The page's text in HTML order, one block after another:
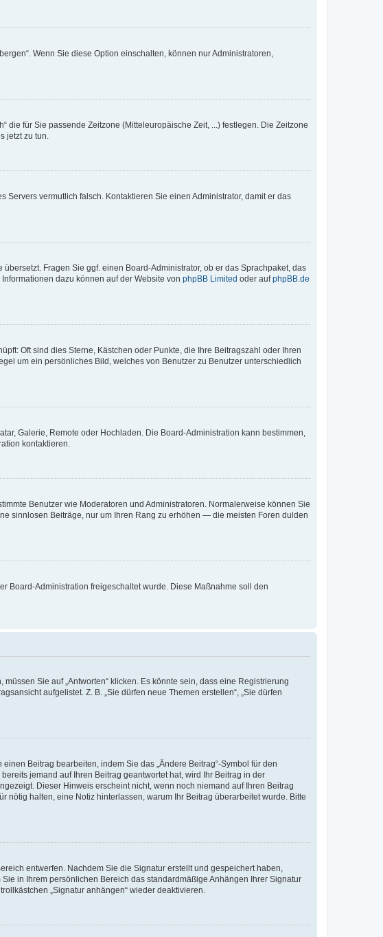
Wenn Sie diese Option einschalten, können nur Administratoren,
die für Sie passende Zeitzone (Mitteleuropäische Zeit, ...) festlegen. Die Zeitzone
jetzt zu tun.
vermutlich falsch. Kontaktieren Sie einen Administrator, damit er das
Fragen Sie ggf. einen Board-Administrator, ob er das Sprachpaket, das
dazu können auf der Website von phpBB Limited oder aufphpBB.de
Oft sind dies Sterne, Kästchen oder Punkte, die Ihre Beitragszahl oder Ihren
um ein persönliches Bild, welches von Benutzer zu Benutzer unterschiedlich
Galerie, Remote oder Hochladen. Die Board-Administration kann bestimmen,
kontaktieren.
Benutzer wie Moderatoren und Administratoren. Normalerweise können Sie
sinnlosen Beiträge, nur um Ihren Rang zu erhöhen — die meisten Foren dulden
Board-Administration freigeschaltet wurde. Diese Maßnahme soll den
Sie auf „Antworten“ klicken. Es könnte sein, dass eine Registrierung
aufgelistet. Z. B. „Sie dürfen neue Themen erstellen“, „Sie dürfen
Beitrag bearbeiten, indem Sie das „Ändere Beitrag“-Symbol für den
jemand auf Ihren Beitrag geantwortet hat, wird Ihr Beitrag in der
Dieser Hinweis erscheint nicht, wenn noch niemand auf Ihren Beitrag
nötig halten, eine Notiz hinterlassen, warum Ihr Beitrag überarbeitet wurde. Bitte
entwerfen. Nachdem Sie die Signatur erstellt und gespeichert haben,
in Ihrem persönlichen Bereich das standardmäßige Anhängen Ihrer Signatur
„Signatur anhängen“ wieder deaktivieren.